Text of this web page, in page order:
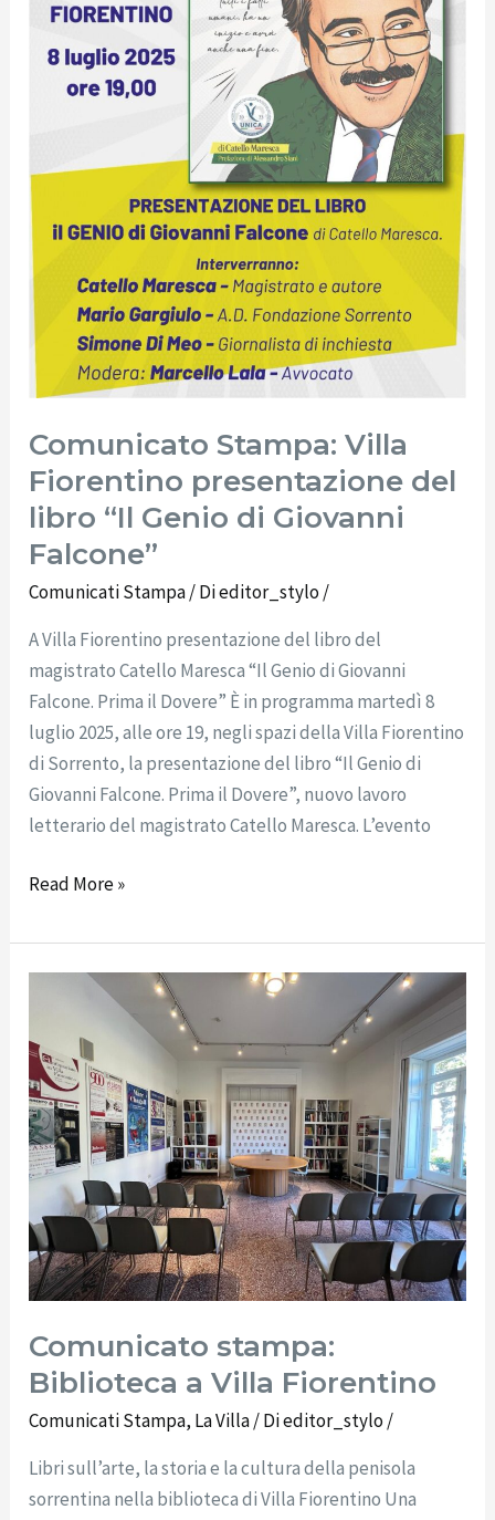
Comunicato Stampa: Villa
Fiorentino presentazione del
libro “Il Genio di Giovanni
Falcone”
Comunicati Stampa/ Dieditor_stylo/
A Villa Fiorentino presentazione del libro del
magistrato Catello Maresca “Il Genio di Giovanni
Falcone. Prima il Dovere” È in programma martedì 8
luglio 2025, alle ore 19, negli spazi della Villa Fiorentino
di Sorrento, la presentazione del libro “Il Genio di
Giovanni Falcone. Prima il Dovere”, nuovo lavoro
letterario del magistrato Catello Maresca. L’evento
Genio
Giovanni
Read More »
Comunicato stampa:
Biblioteca a Villa Fiorentino
Comunicati Stampa, La Villa/ Dieditor_stylo/
Libri sull’arte, la storia e la cultura della penisola
sorrentina nella biblioteca di Villa Fiorentino Una
Comunicato
Biblioteca
a
Villa
Fiorentino